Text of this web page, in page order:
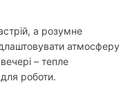
а розумне
атмосферу
– тепле
роботи.